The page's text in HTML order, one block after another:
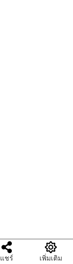
แชร์ เพิ่มเติม